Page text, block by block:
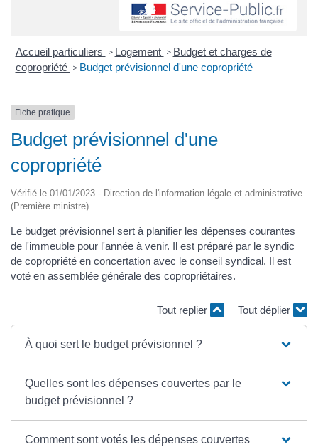
Accueil particuliers > Logement > Budget et charges de
copropriété > Budget prévisionnel d'une copropriété
Fiche pratique
Budget prévisionnel d'une
copropriété
Vérifié le 01/01/2023 - Direction de l'information légale et administrative
(Première ministre)
Le budget prévisionnel sert à planifier les dépenses courantes
de l'immeuble pour l'année à venir. Il est préparé par le syndic
de copropriété en concertation avec le conseil syndical. Il est
voté en assemblée générale des copropriétaires.
Tout replier Tout déplier
À quoi sert le budget prévisionnel ?
Quelles sont les dépenses couvertes par le
budget prévisionnel ?
Comment sont votés les dépenses couvertes